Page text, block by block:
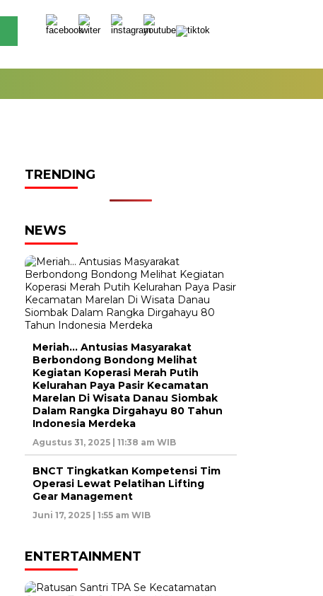
TRENDING
NEWS
Meriah… Antusias Masyarakat
Berbondong Bondong Melihat
Kegiatan Koperasi Merah Putih
Kelurahan Paya Pasir Kecamatan
Marelan Di Wisata Danau Siombak
Dalam Rangka Dirgahayu 80 Tahun
Indonesia Merdeka
Agustus 31, 2025 | 11:38 am WIB
BNCT Tingkatkan Kompetensi Tim
Operasi Lewat Pelatihan Lifting
Gear Management
Juni 17, 2025 | 1:55 am WIB
ENTERTAINMENT